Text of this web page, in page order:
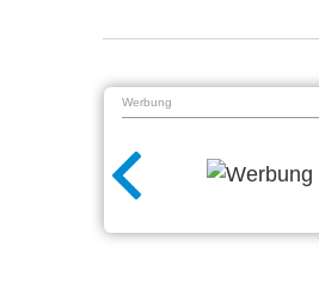
Werbung